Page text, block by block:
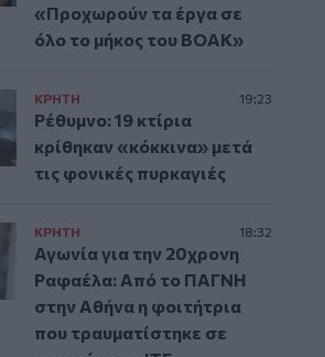
«Προχωρούν τα έργα σε
όλο το μήκος του ΒΟΑΚ»
ΚΡΗΤΗ 19:23
Ρέθυμνο: 19 κτίρια
κρίθηκαν «κόκκινα» μετά
τις φονικές πυρκαγιές
ΚΡΗΤΗ 18:32
Αγωνία για την 20χρονη
Ραφαέλα: Από το ΠΑΓΝΗ
στην Αθήνα η φοιτήτρια
που τραυματίστηκε σε